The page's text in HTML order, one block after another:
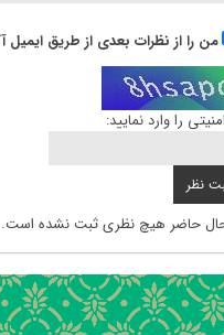
من را از نظرات بعدی از طریق ایمیل
را وارد نمایید:
حاضر هیچ نظری ثبت نشده است.